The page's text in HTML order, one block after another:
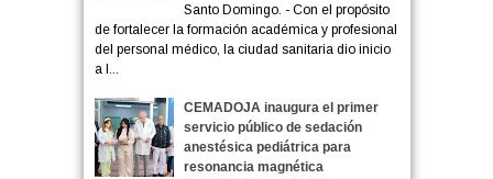
Santo Domingo. - Con el propósito
de fortalecer la formación académica y profesional
del personal médico, la ciudad sanitaria dio inicio
a l...
CEMADOJA inaugura el primer
servicio público de sedación
anestésica pediátrica para
resonancia magnética